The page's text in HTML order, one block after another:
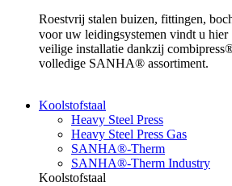
Roestvrij stalen buizen, fittingen,
voor uw leidingsystemen vindt u
veilige installatie dankzij
volledige SANHA® assortiment.
Koolstofstaal
Heavy Steel Press
Heavy Steel Press Gas
SANHA®-Therm
SANHA®-Therm Industry
Koolstofstaal